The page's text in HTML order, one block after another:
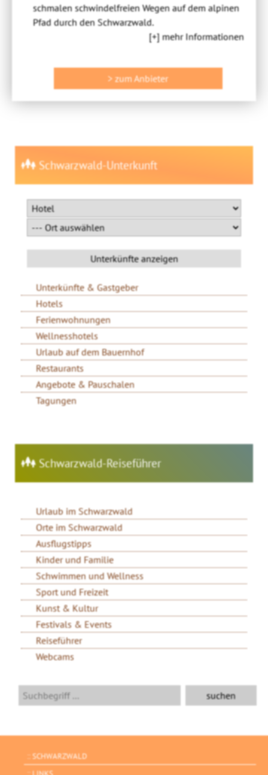
schmalen schwindelfreien Wegen auf dem alpinen
Pfad durch den Schwarzwald.
[+] mehr Informationen
> zum Anbieter
Schwarzwald-Unterkunft
Unterkünfte & Gastgeber
Hotels
Ferienwohnungen
Wellnesshotels
Urlaub auf dem Bauernhof
Restaurants
Angebote & Pauschalen
Tagungen
Schwarzwald-Reiseführer
Urlaub im Schwarzwald
Orte im Schwarzwald
Ausflugstipps
Kinder und Familie
Schwimmen und Wellness
Sport und Freizeit
Kunst & Kultur
Festivals & Events
Reiseführer
Webcams
SCHWARZWALD